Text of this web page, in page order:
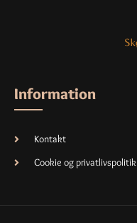
Information
Kontakt
Cookie og privatlivspolitik